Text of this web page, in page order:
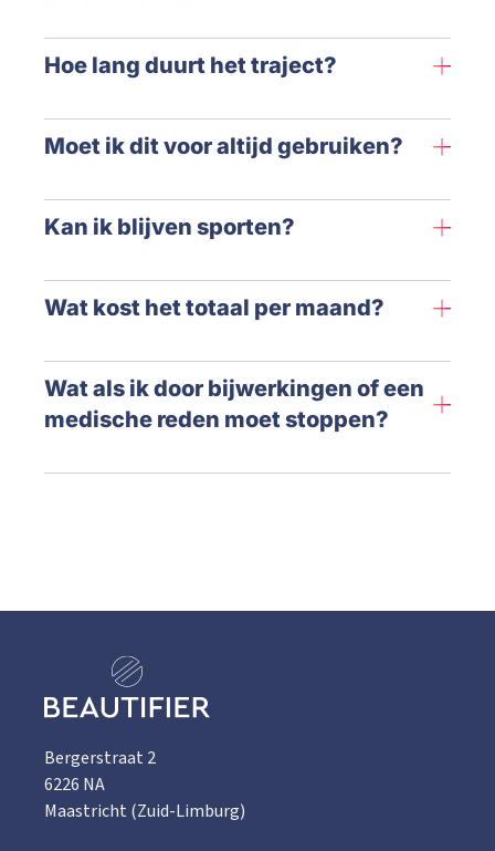
Hoe lang duurt het traject?
Moet ik dit voor altijd gebruiken?
Kan ik blijven sporten?
Wat kost het totaal per maand?
Wat als ik door bijwerkingen of een
medische reden moet stoppen?
Bergerstraat 2
6226 NA
Maastricht (Zuid-Limburg)